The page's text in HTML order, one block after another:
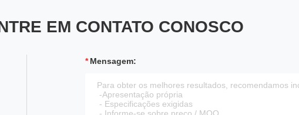
EM CONTATO CONOSCO
Mensagem: